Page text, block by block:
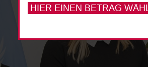
HIER EINEN BETRAG